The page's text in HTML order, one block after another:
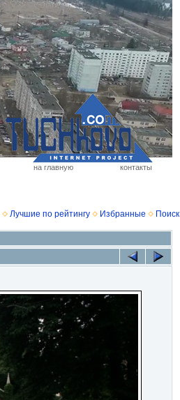
на главную
контакты
Лучшие по рейтингу Избранные Поиск